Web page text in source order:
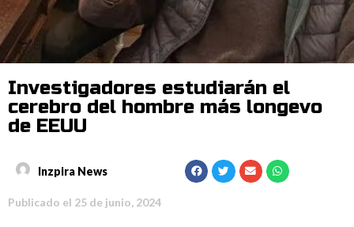
Investigadores estudiarán el
cerebro del hombre más longevo
de EEUU
Inzpira News
Publicado el 25 de junio, 2024